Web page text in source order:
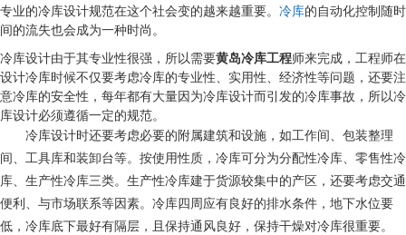
专业的冷库设计规范在这个社会变的越来越重要。 冷库的自动化控制随时
间的流失也会成为一种时尚。
冷库设计由于其专业性很强，所以需要黄岛冷库工程师来完成，工程师在
设计冷库时候不仅要考虑冷库的专业性、实用性、经济性等问题，还要注
意冷库的安全性，每年都有大量因为冷库设计而引发的冷库事故，所以冷
库设计必须遵循一定的规范。
冷库设计时还要考虑必要的附属建筑和设施，如工作间、包装整理
间、工具库和装卸台等。按使用性质，冷库可分为分配性冷库、零售性冷
库、生产性冷库三类。生产性冷库建于货源较集中的产区，还要考虑交通
便利、与市场联系等因素。冷库四周应有良好的排水条件，地下水位要
低，冷库底下最好有隔层，且保持通风良好，保持干燥对冷库很重要。